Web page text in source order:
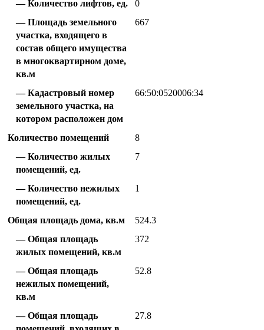
Количество лифтов, ед.
0
Площадь земельного
участка, входящего в
состав общего имущества
в многоквартирном доме,
кв.м
667
Кадастровый номер
земельного участка, на
котором расположен дом
66:50:0520006:34
Количество помещений
8
Количество жилых
помещений, ед.
7
Количество нежилых
помещений, ед.
1
Общая площадь дома, кв.м
524.3
Общая площадь
жилых помещений, кв.м
372
Общая площадь
нежилых помещений,
кв.м
52.8
Общая площадь
27.8